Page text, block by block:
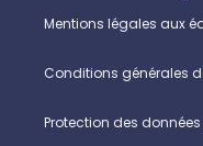
Mentions légales aux
Conditions générales
Protection des